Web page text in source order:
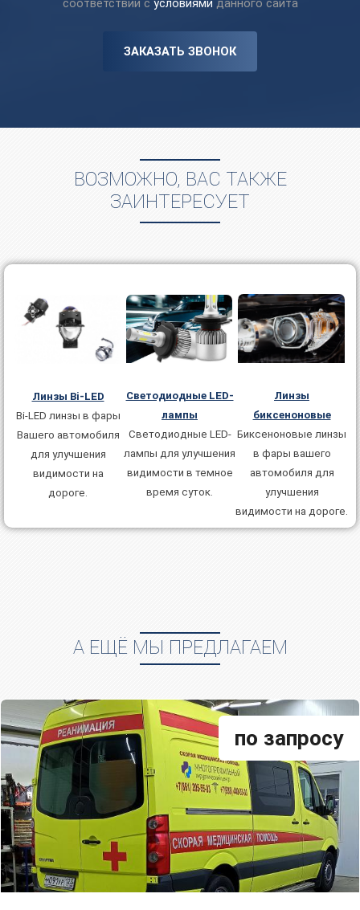
соответствии с условиями данного сайта
ЗАКАЗАТЬ ЗВОНОК
ВОЗМОЖНО, ВАС ТАКЖЕ
ЗАИНТЕРЕСУЕТ
Линзы Bi-LED
Bi-LED линзы в фаpы
Вaшего автомобиля
для улучшения
видимoсти на
дорoгe.
Светодиодные LED-
лампы
Светодиодные LED-
лампы для улучшения
видимости в темное
время суток.
Линзы
биксеноновые
Биксенoнoвые линзы
в фаpы вaшего
автомобиля для
улучшения
видимoсти на дорoгe.
А ЕЩЁ МЫ ПРЕДЛАГАЕМ
по запросу